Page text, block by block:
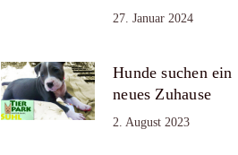
27. Januar 2024
Hunde suchen ein
neues Zuhause
2. August 2023